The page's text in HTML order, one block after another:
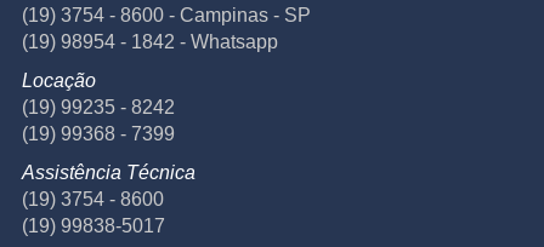
(19) 3754 - 8600 - Campinas - SP
(19) 98954 - 1842 - Whatsapp
Locação
(19) 99235 - 8242
(19) 99368 - 7399
Assistência Técnica
(19) 3754 - 8600
(19) 99838-5017